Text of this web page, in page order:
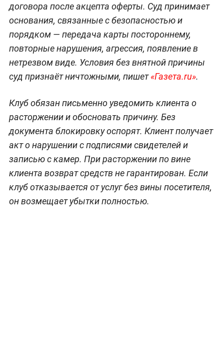
договора после акцепта оферты. Суд принимает
основания, связанные с безопасностью и
порядком — передача карты постороннему,
повторные нарушения, агрессия, появление в
нетрезвом виде. Условия без внятной причины
суд признаёт ничтожными, пишет«Газета.ru».
Клуб обязан письменно уведомить клиента о
расторжении и обосновать причину. Без
документа блокировку оспорят. Клиент получает
акт о нарушении с подписями свидетелей и
записью с камер. При расторжении по вине
клиента возврат средств не гарантирован. Если
клуб отказывается от услуг без вины посетителя,
он возмещает убытки полностью.